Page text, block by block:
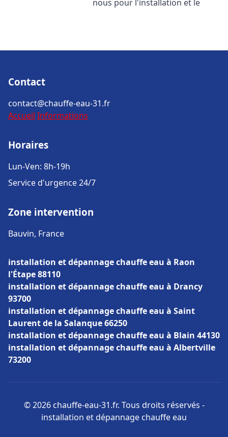
nous pour l'installation et le
Contact
contact@chauffe-eau-31.fr
Accueil Informations
Horaires
Lun-Ven: 8h-19h
Service d'urgence 24/7
Zone intervention
Bauvin, France
installation et dépannage chauffe eau à Raon
l'Étape 88110
installation et dépannage chauffe eau à Drancy
93700
installation et dépannage chauffe eau à Saint
Laurent de la Salanque 66250
installation et dépannage chauffe eau à Blain 44130
installation et dépannage chauffe eau à Albertville
73200
© 2026 chauffe-eau-31.fr. Tous droits réservés -
installation et dépannage chauffe eau